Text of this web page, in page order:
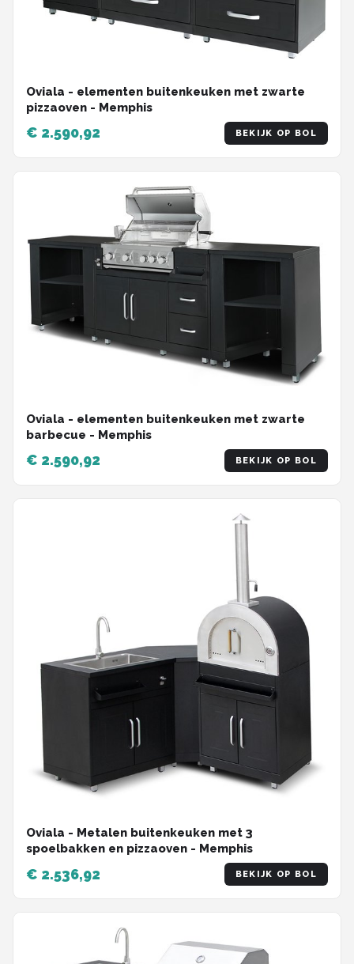
Oviala - elementen buitenkeuken met zwarte
pizzaoven - Memphis
€ 2.590,92 BEKIJK OP BOL
Oviala - elementen buitenkeuken met zwarte
barbecue - Memphis
€ 2.590,92 BEKIJK OP BOL
Oviala - Metalen buitenkeuken met 3
spoelbakken en pizzaoven - Memphis
€ 2.536,92 BEKIJK OP BOL